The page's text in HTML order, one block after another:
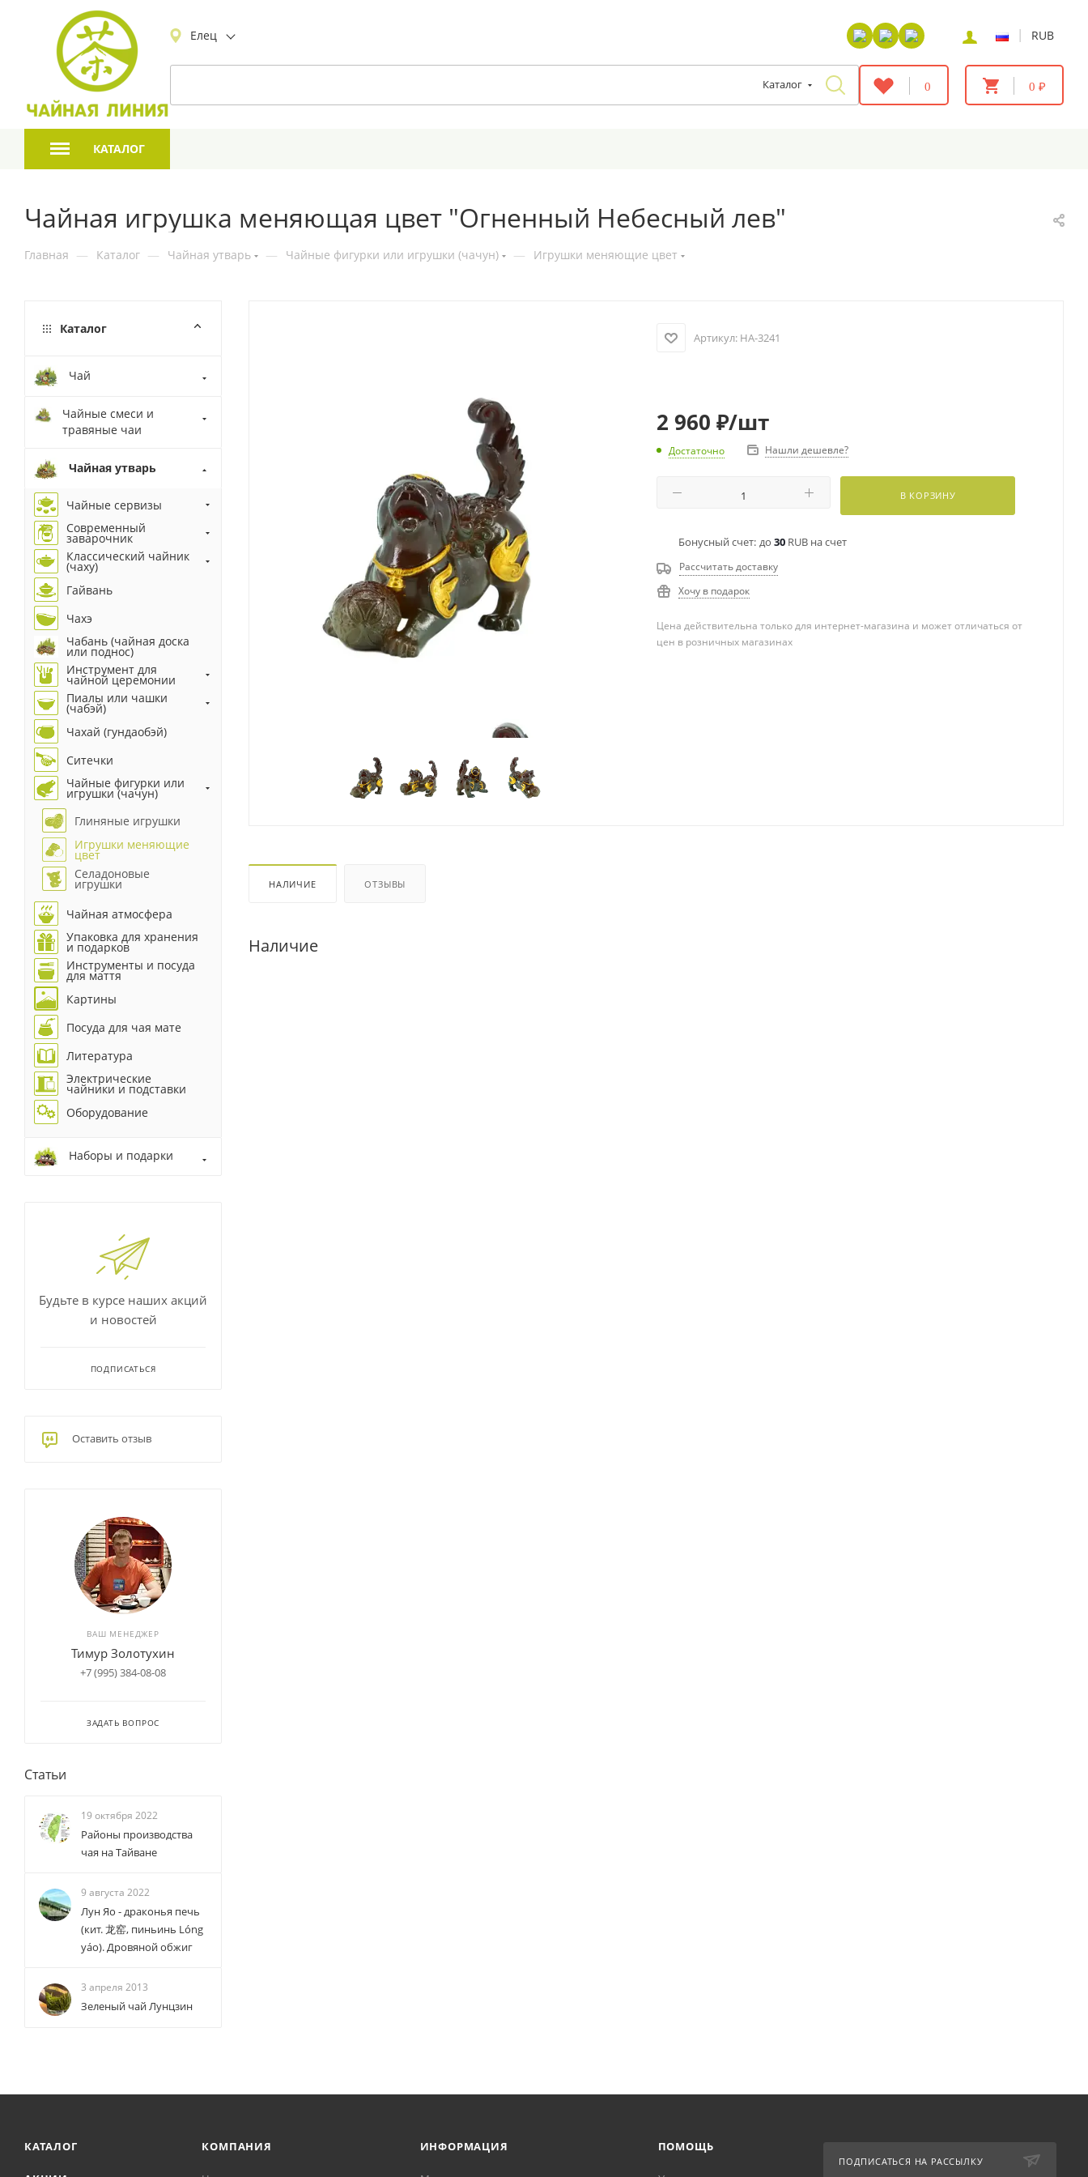
Елец | RUB
Каталог 0 0 ₽
КАТАЛОГ
Чайная игрушка меняющая цвет "Огненный Небесный лев"
Главная — Каталог — Чайная утварь — Чайные фигурки или игрушки (чачун) — Игрушки меняющие цвет
Артикул: HA-3241
2 960 ₽/шт
Достаточно Нашли дешевле?
В КОРЗИНУ
Бонусный счет: до 30RUB на счет
Рассчитать доставку
Хочу в подарок
Цена действительна только для интернет-магазина и может отличаться от
цен в розничных магазинах
НАЛИЧИЕ ОТЗЫВЫ
Наличие
Каталог
Чай
Чайные смеси и
травяные чаи
Чайная утварь
Чайные сервизы
Современный
заварочник
Классический чайник
(чаху)
Гайвань
Чахэ
Чабань (чайная доска
или поднос)
Инструмент для
чайной церемонии
Пиалы или чашки
(чабэй)
Чахай (гундаобэй)
Ситечки
Чайные фигурки или
игрушки (чачун)
Глиняные игрушки
Игрушки меняющие
цвет
Селадоновые
игрушки
Чайная атмосфера
Упаковка для хранения
и подарков
Инструменты и посуда
для маття
Картины
Посуда для чая мате
Литература
Электрические
чайники и подставки
Оборудование
Наборы и подарки
Будьте в курсе наших акций
и новостей
ПОДПИСАТЬСЯ
Оставить отзыв
ВАШ МЕНЕДЖЕР
Тимур Золотухин
+7 (995) 384-08-08
ЗАДАТЬ ВОПРОС
Статьи
19 октября 2022
Районы производства
чая на Тайване
9 августа 2022
Лун Яо - драконья печь
(кит. 龙窑, пиньинь Lóng
yáo). Дровяной обжиг
3 апреля 2013
Зеленый чай Лунцзин
КАТАЛОГ КОМПАНИЯ ИНФОРМАЦИЯ ПОМОЩЬ
ПОДПИСАТЬСЯ НА РАССЫЛКУ